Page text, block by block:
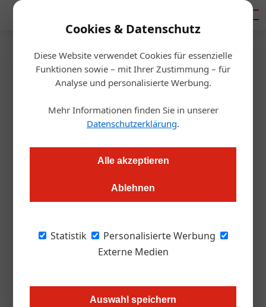
Cookies & Datenschutz
Diese Website verwendet Cookies für essenzielle
Funktionen sowie – mit Ihrer Zustimmung – für
Analyse und personalisierte Werbung.
Mehr Informationen finden Sie in unserer
Datenschutzerklärung.
Alle akzeptieren
Ablehnen
Statistik
Personalisierte Werbung
Externe Medien
Auswahl speichern
Startseite/Getränke
Mixology
The Vero Bartender
Competition
Kreative Bartender und Mixologen können sich ab sofort und
Cocktail-Bewerbs anmelden. Österreich und die Schweiz
tragen die nationale Vorentscheidung erstmals gemeinsam
Unter dem Motto „A Timeless Spirit“ lädt